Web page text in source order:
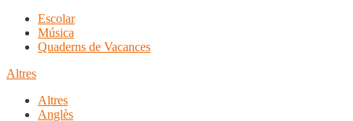
Escolar
Música
Quaderns de Vacances
Altres
Altres
Anglès